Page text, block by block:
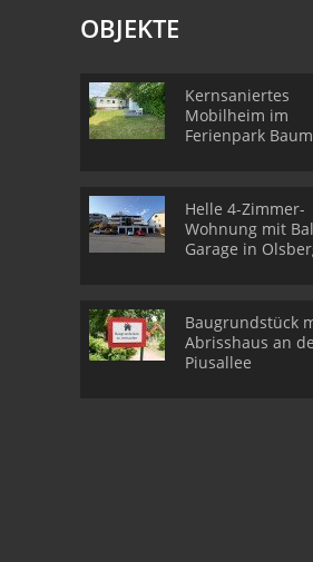
OBJEKTE
Kernsaniertes
Mobilheim im
Ferienpark
Helle 4-Zimmer-
Wohnung mit
Garage in
Baugrundstück
Abrisshaus an
Piusallee